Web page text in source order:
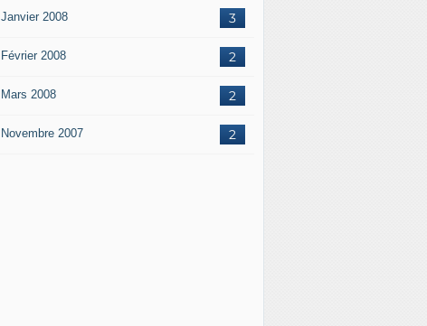
3
Janvier 2008
2
Février 2008
2
Mars 2008
2
Novembre 2007